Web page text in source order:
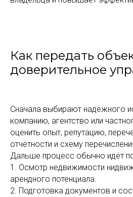
Как передать
доверительное
Сначала выбирают надёжного
компанию, агентство или
оценить опыт, репутацию,
отчётности и схему
Дальше процесс обычно идёт
1. Осмотр недвижимости
арендного потенциала.
2. Подготовка документов и